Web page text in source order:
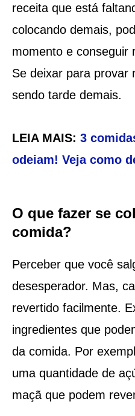
receita que está
colocando demais,
momento e conseguir
Se deixar para provar
sendo tarde demais.
LEIA MAIS: 3
odeiam! Veja como
O que fazer se
comida?
Perceber que você
desesperador. Mas,
revertido facilmente.
ingredientes que
da comida. Por
uma quantidade de
maçã que podem